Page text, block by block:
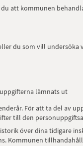
att kommunen
du som vill
lämnats ut
För att ta del av
till den
över dina tidigare
Kommunen